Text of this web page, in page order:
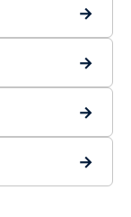
→
→
→
→